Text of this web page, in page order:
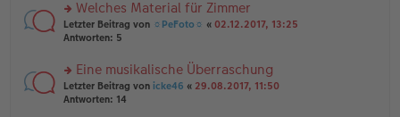
ei
tr
a
es
e
n
er
ei
tr
a
n
g
el
e
n
er
rs
te
n
g
el
Welches Material für Zimmer
Letzter Beitrag von ☼PeFoto☼ « 02.12.2017, 13:25
Antworten: 5
rs
te
Eine musikalische Überraschung
Letzter Beitrag von icke46 « 29.08.2017, 11:50
Antworten: 14